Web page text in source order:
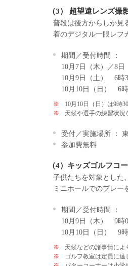
（3） 超望遠レンズ
普段は後方からしか見
着のデジタル一眼レフ
期間／受付時間 ：
10月7日（木）／8
10月9日（土） 6時
10月10日（日） 6
※
10月10日（日）は9時
※
天候や選手の練習状
受付／実施場所 ：
参加費無料
（4）キッズゴルフコ
子供たちを対象とした
ミニホールでのプレー
期間／受付時間 ：
10月9日（木） 9時
10月10日（日） 9
※
天候などの諸事情に
※
ゴルフ教室は定員に達